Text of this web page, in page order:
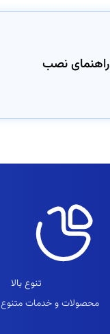
راهنمای نصب
تنوع بالا
محصولات و خدمات متنوع